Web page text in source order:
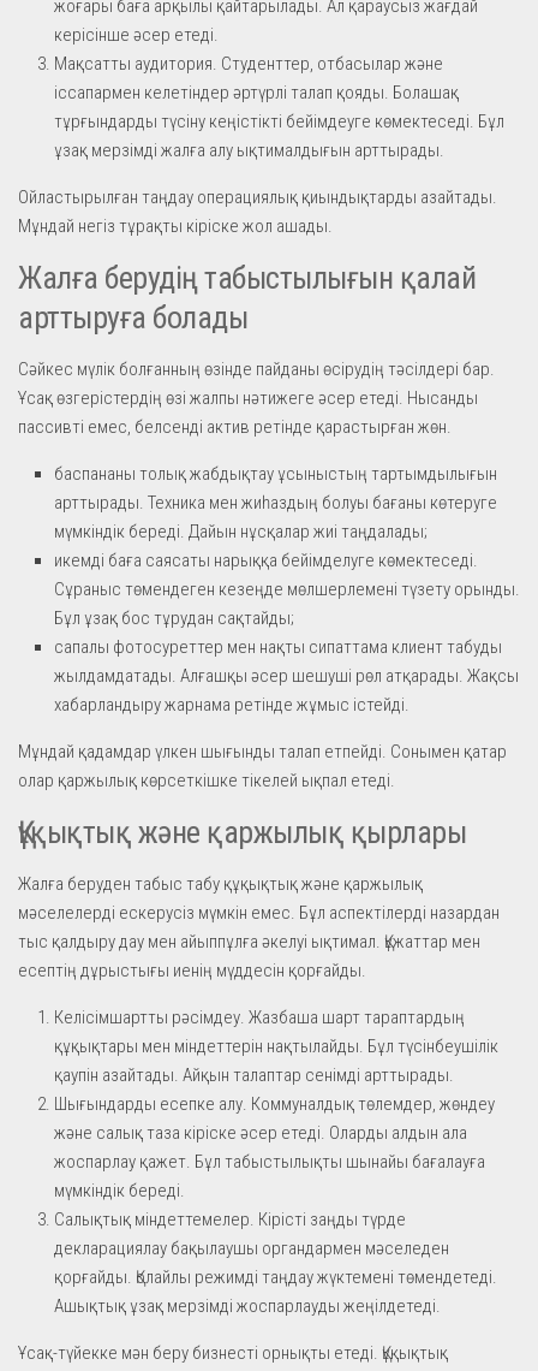
жоғары баға арқылы қайтарылады. Ал қараусыз жағдай
керісінше әсер етеді.
Мақсатты аудитория. Студенттер, отбасылар және
іссапармен келетіндер әртүрлі талап қояды. Болашақ
тұрғындарды түсіну кеңістікті бейімдеуге көмектеседі. Бұл
ұзақ мерзімді жалға алу ықтималдығын арттырады.
Ойластырылған таңдау операциялық қиындықтарды азайтады.
Мұндай негіз тұрақты кіріске жол ашады.
Жалға берудің табыстылығын қалай
арттыруға болады
Сәйкес мүлік болғанның өзінде пайданы өсірудің тәсілдері бар.
Ұсақ өзгерістердің өзі жалпы нәтижеге әсер етеді. Нысанды
пассивті емес, белсенді актив ретінде қарастырған жөн.
баспананы толық жабдықтау ұсыныстың тартымдылығын
арттырады. Техника мен жиһаздың болуы бағаны көтеруге
мүмкіндік береді. Дайын нұсқалар жиі таңдалады;
икемді баға саясаты нарыққа бейімделуге көмектеседі.
Сұраныс төмендеген кезеңде мөлшерлемені түзету орынды.
Бұл ұзақ бос тұрудан сақтайды;
сапалы фотосуреттер мен нақты сипаттама клиент табуды
жылдамдатады. Алғашқы әсер шешуші рөл атқарады. Жақсы
хабарландыру жарнама ретінде жұмыс істейді.
Мұндай қадамдар үлкен шығынды талап етпейді. Сонымен қатар
олар қаржылық көрсеткішке тікелей ықпал етеді.
Құқықтық және қаржылық қырлары
Жалға беруден табыс табу құқықтық және қаржылық
мәселелерді ескерусіз мүмкін емес. Бұл аспектілерді назардан
тыс қалдыру дау мен айыппұлға әкелуі ықтимал. Құжаттар мен
есептің дұрыстығы иенің мүддесін қорғайды.
Келісімшартты рәсімдеу. Жазбаша шарт тараптардың
құқықтары мен міндеттерін нақтылайды. Бұл түсінбеушілік
қаупін азайтады. Айқын талаптар сенімді арттырады.
Шығындарды есепке алу. Коммуналдық төлемдер, жөндеу
және салық таза кіріске әсер етеді. Оларды алдын ала
жоспарлау қажет. Бұл табыстылықты шынайы бағалауға
мүмкіндік береді.
Салықтық міндеттемелер. Кірісті заңды түрде
декларациялау бақылаушы органдармен мәселеден
қорғайды. Қолайлы режимді таңдау жүктемені төмендетеді.
Ашықтық ұзақ мерзімді жоспарлауды жеңілдетеді.
Ұсақ-түйекке мән беру бизнесті орнықты етеді. Құқықтық